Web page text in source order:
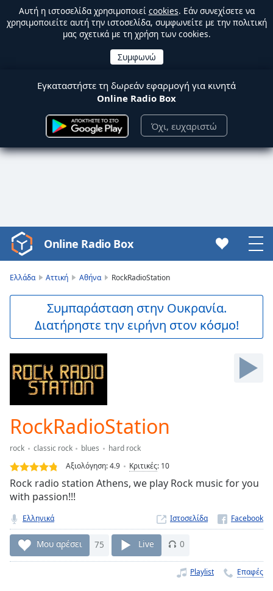
Αυτή η ιστοσελίδα χρησιμοποιεί cookies. Εάν συνεχίσετε να
χρησιμοποιείτε αυτή την ιστοσελίδα, συμφωνείτε με την πολιτική
μας σχετικά με τη χρήση των cookies.
Εγκαταστήστε τη δωρεάν εφαρμογή για κινητά
Online Radio Box
Όχι, ευχαριστώ
Video
Player
Skip
Skip
Forward
Current
Loaded:
0.00%
Stream
TypeLIVE
live,
currently
behind
LIVE
Remaining
Online Radio Box
Ελλάδα Αττική Αθήνα RockRadioStation
Συμπαράσταση στην Ουκρανία.
Διατήρηστε την ειρήνη στον κόσμο!
RockRadioStation
rock classic rock blues
hard rock
Αξιολόγηση:4.9 Κριτικές: 10
Rock radio station Athens, we play Rock music for you
with passion!!!
Ελληνικά Ιστοσελίδα
Μου αρέσει 75 Live 0
Playlist Επαφές